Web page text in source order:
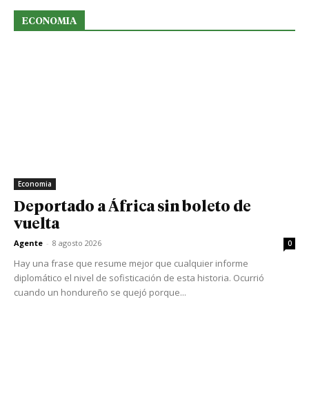
ECONOMIA
Economia
Deportado a África sin boleto de
vuelta
Agente - 8 agosto 2026 0
Hay una frase que resume mejor que cualquier informe
diplomático el nivel de sofisticación de esta historia. Ocurrió
cuando un hondureño se quejó porque...